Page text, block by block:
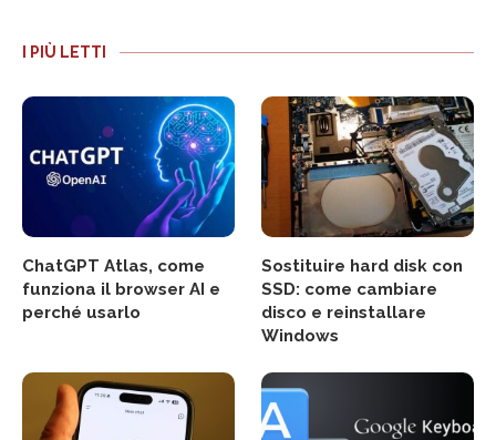
I PIÙ LETTI
ChatGPT Atlas, come
funziona il browser AI e
perché usarlo
Sostituire hard disk con
SSD: come cambiare
disco e reinstallare
Windows